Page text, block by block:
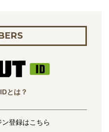
とは？
登録はこちら